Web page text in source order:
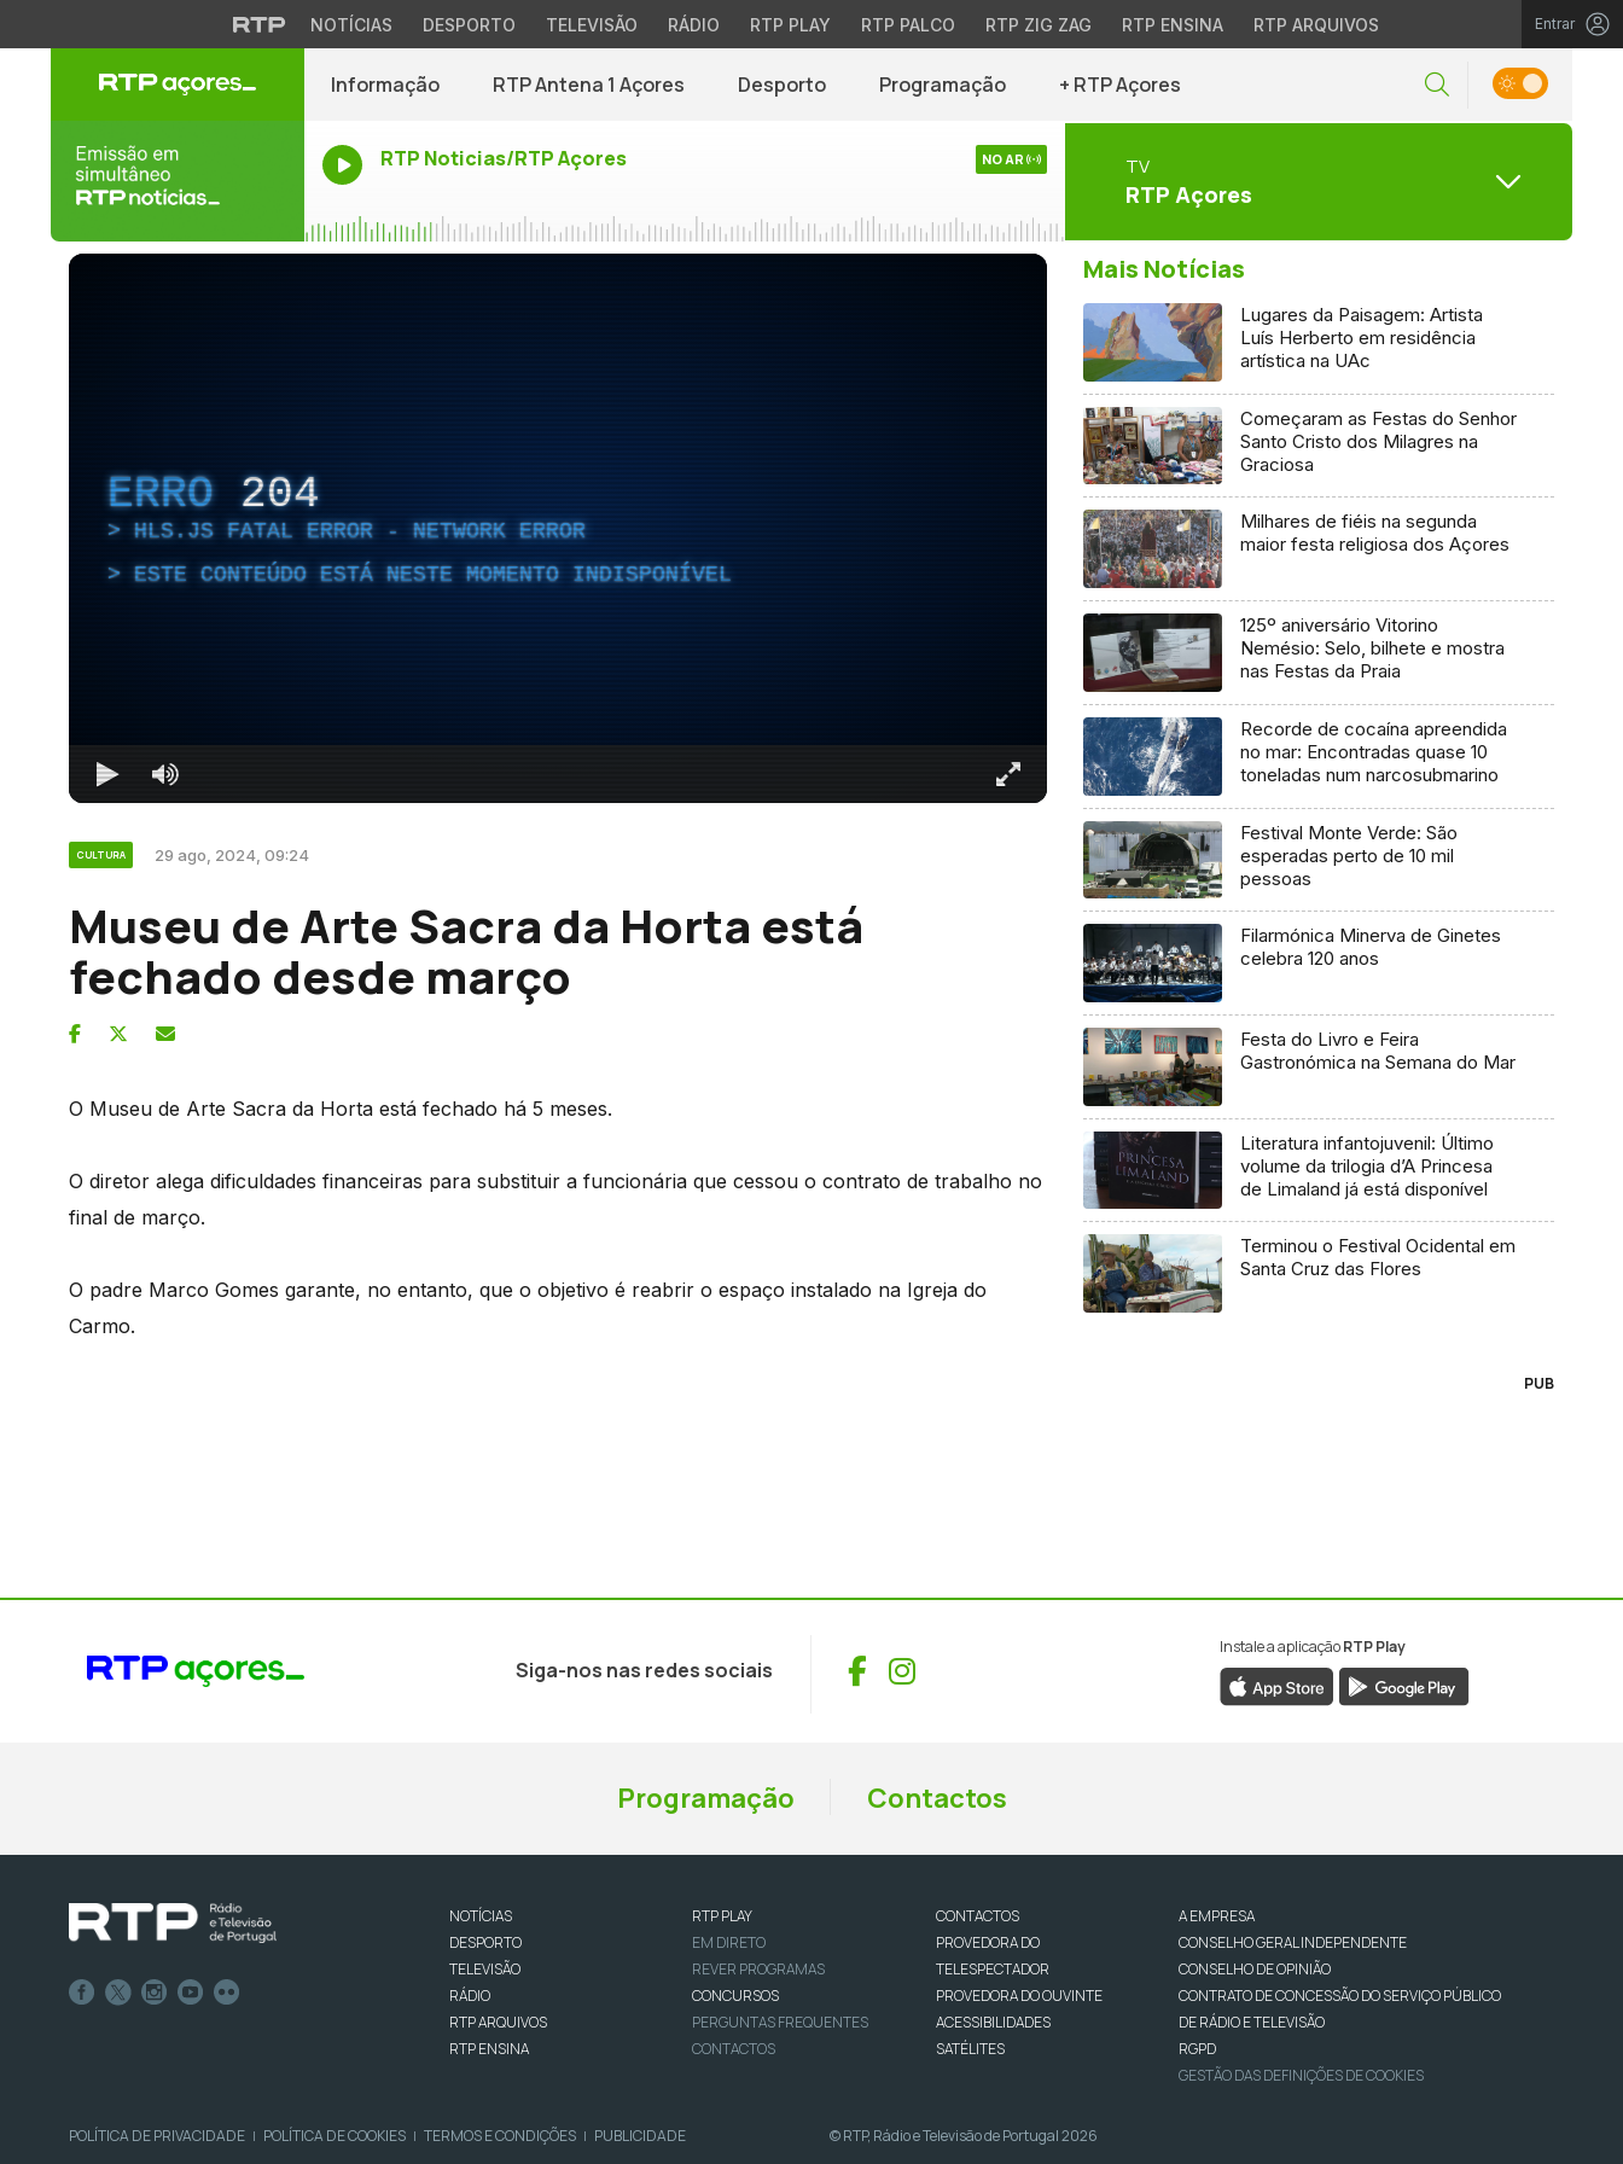
NOTÍCIAS DESPORTO TELEVISÃO RÁDIO RTP PLAY RTP PALCO RTP ZIG ZAG RTP ENSINA RTP ARQUIVOS Entrar
Informação RTP Antena 1 Açores Desporto Programação + RTP Açores
RTP Noticias/RTP Açores NO AR TV
RTP Açores
ERRO 204
HLS.JS FATAL ERROR - NETWORK ERROR
ESTE CONTEÚDO ESTÁ NESTE MOMENTO INDISPONÍVEL
CULTURA 29 ago, 2024, 09:24
Museu de Arte Sacra da Horta está
fechado desde março
O Museu de Arte Sacra da Horta está fechado há 5 meses.
O diretor alega dificuldades financeiras para substituir a funcionária que cessou o contrato de trabalho no
final de março.
O padre Marco Gomes garante, no entanto, que o objetivo é reabrir o espaço instalado na Igreja do
Carmo.
Mais Notícias
Lugares da Paisagem: Artista
Luís Herberto em residência
artística na UAc
Começaram as Festas do Senhor
Santo Cristo dos Milagres na
Graciosa
Milhares de fiéis na segunda
maior festa religiosa dos Açores
125º aniversário Vitorino
Nemésio: Selo, bilhete e mostra
nas Festas da Praia
Recorde de cocaína apreendida
no mar: Encontradas quase 10
toneladas num narcosubmarino
Festival Monte Verde: São
esperadas perto de 10 mil
pessoas
Filarmónica Minerva de Ginetes
celebra 120 anos
Festa do Livro e Feira
Gastronómica na Semana do Mar
Literatura infantojuvenil: Último
volume da trilogia d’A Princesa
de Limaland já está disponível
Terminou o Festival Ocidental em
Santa Cruz das Flores
PUB
Siga-nos nas redes sociais Facebook
Instagram
Instale a aplicaçãoRTP Play
Programação Contactos
NOTÍCIAS
DESPORTO
TELEVISÃO
RÁDIO
RTP ARQUIVOS
RTP ENSINA
RTP PLAY
EM DIRETO
REVER PROGRAMAS
CONCURSOS
PERGUNTAS FREQUENTES
CONTACTOS
CONTACTOS
PROVEDORA DO
TELESPECTADOR
PROVEDORA DO OUVINTE
ACESSIBILIDADES
SATÉLITES
A EMPRESA
CONSELHO GERAL INDEPENDENTE
CONSELHO DE OPINIÃO
CONTRATO DE CONCESSÃO DO SERVIÇO PÚBLICO
DE RÁDIO E TELEVISÃO
RGPD
GESTÃO DAS DEFINIÇÕES DE COOKIES
POLÍTICA DE PRIVACIDADE | POLÍTICA DE COOKIES | TERMOS E CONDIÇÕES | PUBLICIDADE © RTP, Rádio e Televisão de Portugal 2026